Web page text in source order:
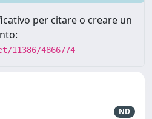
per citare o creare un
4866774
ND